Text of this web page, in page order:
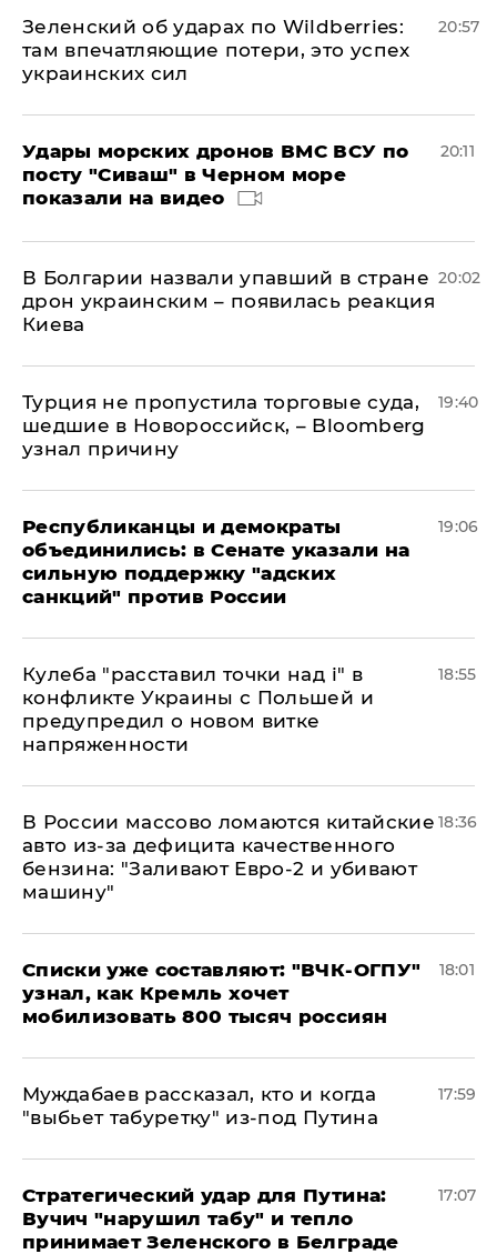
Зеленский об ударах по Wildberries:
там впечатляющие потери, это успех
украинских сил
20:57
Удары морских дронов ВМС ВСУ по
посту "Сиваш" в Черном море
показали на видео
20:11
В Болгарии назвали упавший в стране
дрон украинским – появилась реакция
Киева
20:02
Турция не пропустила торговые суда,
шедшие в Новороссийск, – Bloomberg
узнал причину
19:40
Республиканцы и демократы
объединились: в Сенате указали на
сильную поддержку "адских
санкций" против России
19:06
Кулеба "расставил точки над і" в
конфликте Украины с Польшей и
предупредил о новом витке
напряженности
18:55
В России массово ломаются китайские
авто из-за дефицита качественного
бензина: "Заливают Евро-2 и убивают
машину"
18:36
Списки уже составляют: "ВЧК-ОГПУ"
узнал, как Кремль хочет
мобилизовать 800 тысяч россиян
18:01
Муждабаев рассказал, кто и когда
"выбьет табуретку" из-под Путина
17:59
Стратегический удар для Путина:
Вучич "нарушил табу" и тепло
принимает Зеленского в Белграде
17:07